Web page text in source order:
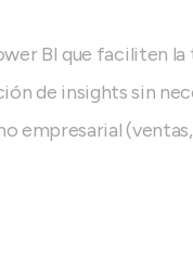
BI que faciliten la
de insights sin
empresarial